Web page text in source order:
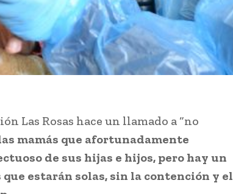
Las Rosas hace un llamado a “no
mamás que afortunadamente
de sus hijas e hijos, pero hay un
estarán solas, sin la contención y el